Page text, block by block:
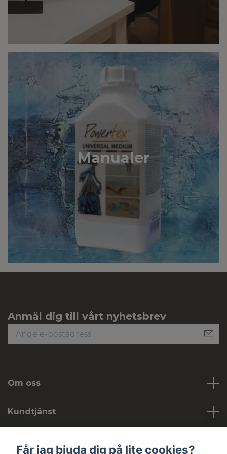
Manualer
Anmäl dig till vårt nyhetsbrev
Om oss
Kundtjänst
Får jag bjuda dig på lite cookies?